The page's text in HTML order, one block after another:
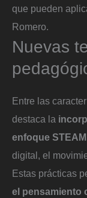
que pueden
Romero.
Nuevas
Entre las
destaca la
enfoque
digital, el
Estas prácticas
el pensamiento